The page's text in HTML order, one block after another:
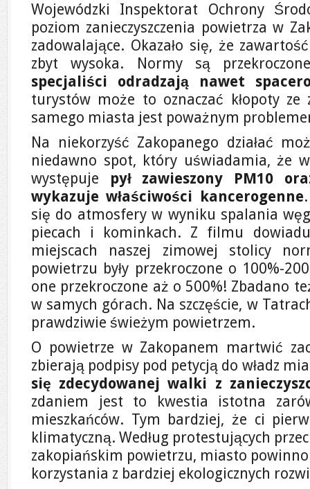
Wojewódzki Inspektorat Ochrony
poziom zanieczyszczenia powietrza w
zadowalające. Okazało się, że
zbyt wysoka. Normy są
specjaliści odradzają nawet
turystów może to oznaczać kłopoty
samego miasta jest poważnym
Na niekorzyść Zakopanego działać
niedawno spot, który uświadamia, że
występuje pył zawieszony PM10
wykazuje właściwości kancerogenne
się do atmosfery w wyniku spalania
piecach i kominkach. Z filmu
miejscach naszej zimowej stolicy
powietrzu były przekroczone o 100%-
one przekroczone aż o 500%! Zbadano
w samych górach. Na szczęście, w
prawdziwie świeżym powietrzem.
O powietrze w Zakopanem martwić
zbierają podpisy pod petycją do władz
się zdecydowanej walki z
zdaniem jest to kwestia istotna
mieszkańców. Tym bardziej, że ci
klimatyczną. Według protestujących
zakopiańskim powietrzu, miasto
korzystania z bardziej ekologicznych